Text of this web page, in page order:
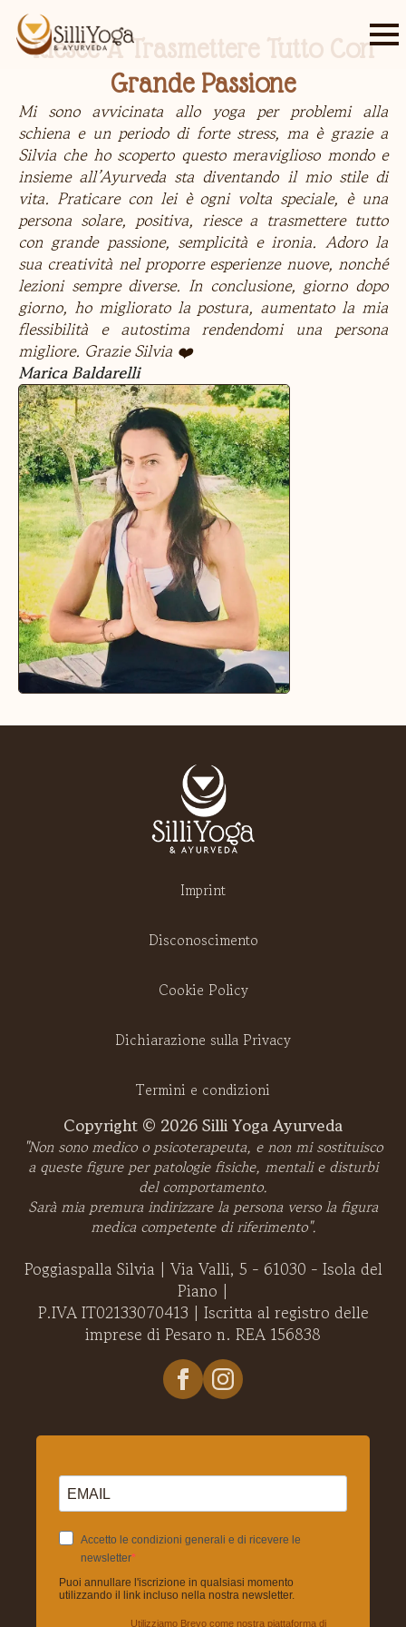
Riesce A Trasmettere Tutto Con
Grande Passione
Mi sono avvicinata allo yoga per problemi alla
schiena e un periodo di forte stress, ma è grazie a
Silvia che ho scoperto questo meraviglioso mondo e
insieme all’Ayurveda sta diventando il mio stile di
vita. Praticare con lei è ogni volta speciale, è una
persona solare, positiva, riesce a trasmettere tutto
con grande passione, semplicità e ironia. Adoro la
sua creatività nel proporre esperienze nuove, nonché
lezioni sempre diverse. In conclusione, giorno dopo
giorno, ho migliorato la postura, aumentato la mia
flessibilità e autostima rendendomi una persona
migliore. Grazie Silvia ❤️
Marica Baldarelli
Imprint
Disconoscimento
Cookie Policy
Dichiarazione sulla Privacy
Termini e condizioni
Copyright © 2026 Silli Yoga Ayurveda
"Non sono medico o psicoterapeuta, e non mi sostituisco
a queste figure per patologie fisiche, mentali e disturbi
del comportamento.
Sarà mia premura indirizzare la persona verso la figura
medica competente di riferimento".
Poggiaspalla Silvia | Via Valli, 5 - 61030 - Isola del
Piano |
P.IVA IT02133070413 | Iscritta al registro delle
imprese di Pesaro n. REA 156838